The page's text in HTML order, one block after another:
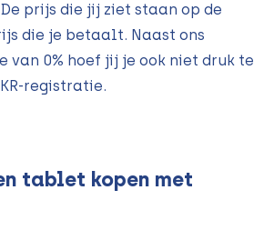
prijs die jij ziet staan op de
die je betaalt. Naast ons
van 0% hoef jij je ook niet druk te
registratie.
tablet kopen met